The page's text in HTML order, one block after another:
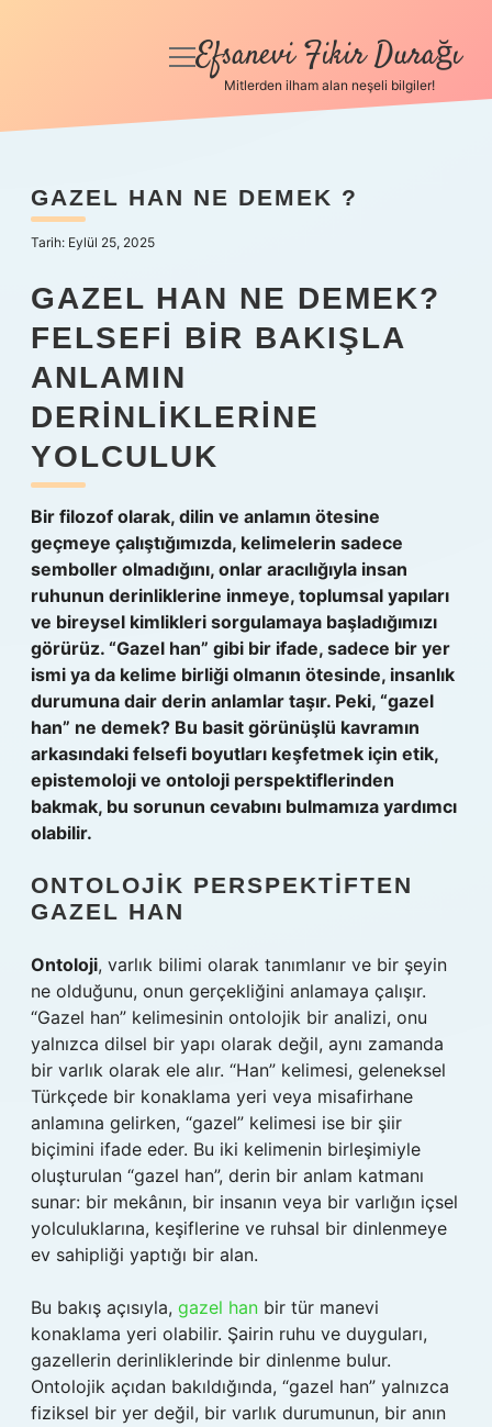
Anasayfa
Yasal Uyarı
menüyü
Efsanevi Fikir Durağı
Mitlerden ilham alan neşeli bilgiler!
GAZEL HAN NE DEMEK ?
Tarih: Eylül 25, 2025
GAZEL HAN NE DEMEK?
FELSEFI BIR BAKIŞLA
ANLAMIN
DERINLIKLERINE
YOLCULUK
Bir filozof olarak, dilin ve anlamın ötesine
geçmeye çalıştığımızda, kelimelerin sadece
semboller olmadığını, onlar aracılığıyla insan
ruhunun derinliklerine inmeye, toplumsal yapıları
ve bireysel kimlikleri sorgulamaya başladığımızı
görürüz. “Gazel han” gibi bir ifade, sadece bir yer
ismi ya da kelime birliği olmanın ötesinde, insanlık
durumuna dair derin anlamlar taşır. Peki, “gazel
han” ne demek? Bu basit görünüşlü kavramın
arkasındaki felsefi boyutları keşfetmek için etik,
epistemoloji ve ontoloji perspektiflerinden
bakmak, bu sorunun cevabını bulmamıza yardımcı
olabilir.
ONTOLOJIK PERSPEKTIFTEN
GAZEL HAN
Ontoloji, varlık bilimi olarak tanımlanır ve bir şeyin
ne olduğunu, onun gerçekliğini anlamaya çalışır.
“Gazel han” kelimesinin ontolojik bir analizi, onu
yalnızca dilsel bir yapı olarak değil, aynı zamanda
bir varlık olarak ele alır. “Han” kelimesi, geleneksel
Türkçede bir konaklama yeri veya misafirhane
anlamına gelirken, “gazel” kelimesi ise bir şiir
biçimini ifade eder. Bu iki kelimenin birleşimiyle
oluşturulan “gazel han”, derin bir anlam katmanı
sunar: bir mekânın, bir insanın veya bir varlığın içsel
yolculuklarına, keşiflerine ve ruhsal bir dinlenmeye
ev sahipliği yaptığı bir alan.
Bu bakış açısıyla, gazel han bir tür manevi
konaklama yeri olabilir. Şairin ruhu ve duyguları,
gazellerin derinliklerinde bir dinlenme bulur.
Ontolojik açıdan bakıldığında, “gazel han” yalnızca
fiziksel bir yer değil, bir varlık durumunun, bir anın